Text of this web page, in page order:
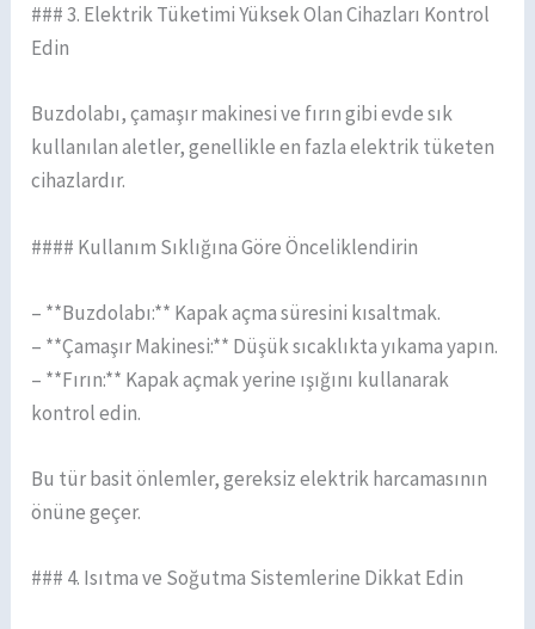
### 3. Elektrik Tüketimi Yüksek Olan Cihazları Kontrol
Edin
Buzdolabı, çamaşır makinesi ve fırın gibi evde sık
kullanılan aletler, genellikle en fazla elektrik tüketen
cihazlardır.
#### Kullanım Sıklığına Göre Önceliklendirin
– **Buzdolabı:** Kapak açma süresini kısaltmak.
– **Çamaşır Makinesi:** Düşük sıcaklıkta yıkama yapın.
– **Fırın:** Kapak açmak yerine ışığını kullanarak
kontrol edin.
Bu tür basit önlemler, gereksiz elektrik harcamasının
önüne geçer.
### 4. Isıtma ve Soğutma Sistemlerine Dikkat Edin